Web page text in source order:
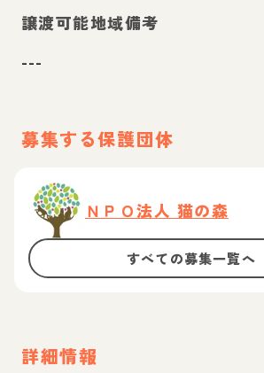
譲渡可能地域備考
---
募集する保護団体
ＮＰＯ法人 猫の森
すべての募集一覧へ
詳細情報